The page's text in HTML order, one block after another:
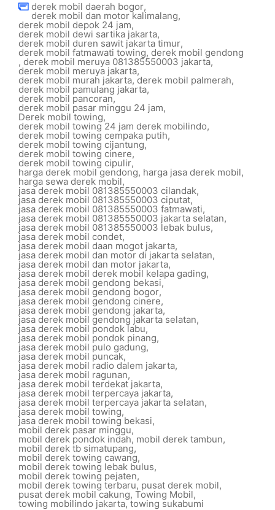
derek mobil daerah bogor,
derek mobil dan motor kalimalang,
derek mobil depok 24 jam,
derek mobil dewi sartika jakarta,
derek mobil duren sawit jakarta timur,
derek mobil fatmawati towing, derek mobil gendong
, derek mobil meruya 081385550003 jakarta,
derek mobil meruya jakarta,
derek mobil murah jakarta, derek mobil palmerah,
derek mobil pamulang jakarta,
derek mobil pancoran,
derek mobil pasar minggu 24 jam,
Derek mobil towing,
derek mobil towing 24 jam derek mobilindo,
derek mobil towing cempaka putih,
derek mobil towing cijantung,
derek mobil towing cinere,
derek mobil towing cipulir,
harga derek mobil gendong, harga jasa derek mobil,
harga sewa derek mobil,
jasa derek mobil 081385550003 cilandak,
jasa derek mobil 081385550003 ciputat,
jasa derek mobil 081385550003 fatmawati,
jasa derek mobil 081385550003 jakarta selatan,
jasa derek mobil 081385550003 lebak bulus,
jasa derek mobil condet,
jasa derek mobil daan mogot jakarta,
jasa derek mobil dan motor di jakarta selatan,
jasa derek mobil dan motor jakarta,
jasa derek mobil derek mobil kelapa gading,
jasa derek mobil gendong bekasi,
jasa derek mobil gendong bogor,
jasa derek mobil gendong cinere,
jasa derek mobil gendong jakarta,
jasa derek mobil gendong jakarta selatan,
jasa derek mobil pondok labu,
jasa derek mobil pondok pinang,
jasa derek mobil pulo gadung,
jasa derek mobil puncak,
jasa derek mobil radio dalem jakarta,
jasa derek mobil ragunan,
jasa derek mobil terdekat jakarta,
jasa derek mobil terpercaya jakarta,
jasa derek mobil terpercaya jakarta selatan,
jasa derek mobil towing,
jasa derek mobil towing bekasi,
mobil derek pasar minggu,
mobil derek pondok indah, mobil derek tambun,
mobil derek tb simatupang,
mobil derek towing cawang,
mobil derek towing lebak bulus,
mobil derek towing pejaten,
mobil derek towing terbaru, pusat derek mobil,
pusat derek mobil cakung, Towing Mobil,
towing mobilindo jakarta,towing sukabumi